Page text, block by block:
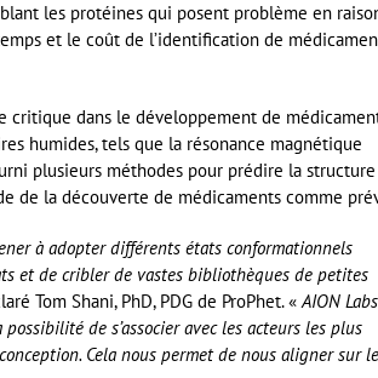
les protéines qui posent problème en
et le coût de l’identification de
dans le développement de
humides, tels que la résonance magnétique
plusieurs méthodes pour prédire la structure
de la découverte de médicaments comme
à adopter différents états conformationnels
et de cribler de vastes bibliothèques de petites
Tom Shani, PhD, PDG de ProPhet. «AION
de s’associer avec les acteurs les plus
Cela nous permet de nous aligner sur